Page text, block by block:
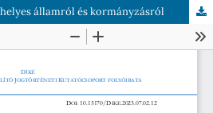
államról és kormányzásról